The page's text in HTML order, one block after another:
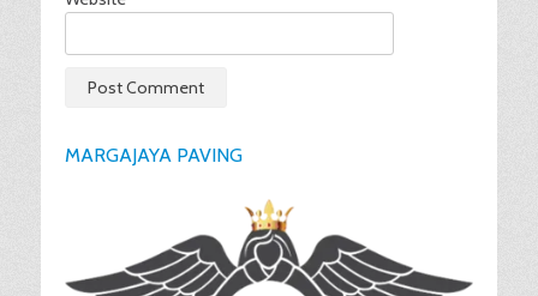
MARGAJAYA PAVING